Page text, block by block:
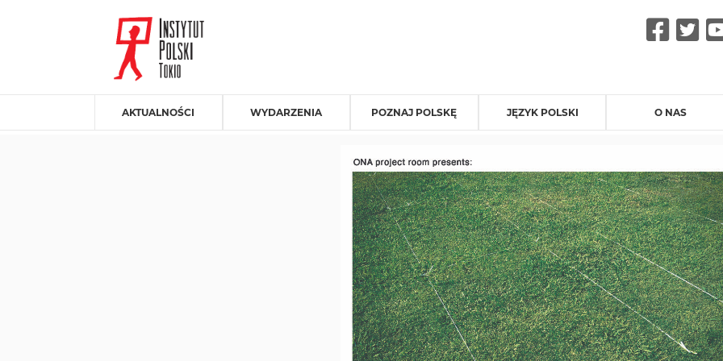
AKTUALNOŚCI WYDARZENIA POZNAJ POLSKĘ JĘZYK POLSKI O NAS